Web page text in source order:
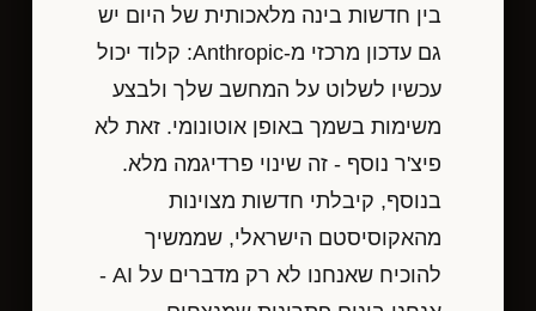
בין חדשות בינה מלאכותית של היום יש
גם עדכון מרכזי מ-Anthropic: קלוד יכול
עכשיו לשלוט על המחשב שלך ולבצע
משימות בשמך באופן אוטונומי. זאת לא
פיצ'ר נוסף - זה שינוי פרדיגמה מלא.
בנוסף, קיבלתי חדשות מצוינות
מהאקוסיסטם הישראלי, שממשיך
להוכיח שאנחנו לא רק מדברים על AI -